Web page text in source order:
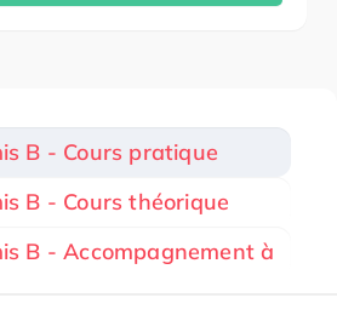
B - Cours pratique
B - Cours théorique
B - Accompagnement à